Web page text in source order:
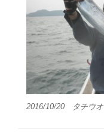
2016/10/20 タチウオ